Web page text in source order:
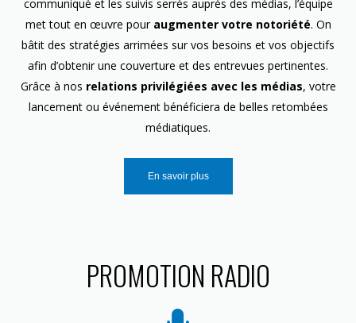
communiqué et les suivis serrés auprès des médias, l’équipe
met tout en œuvre pour augmenter votre notoriété. On
bâtit des stratégies arrimées sur vos besoins et vos objectifs
afin d’obtenir une couverture et des entrevues pertinentes.
Grâce à nos relations privilégiées avec les médias, votre
lancement ou événement bénéficiera de belles retombées
médiatiques.
En savoir plus
PROMOTION RADIO